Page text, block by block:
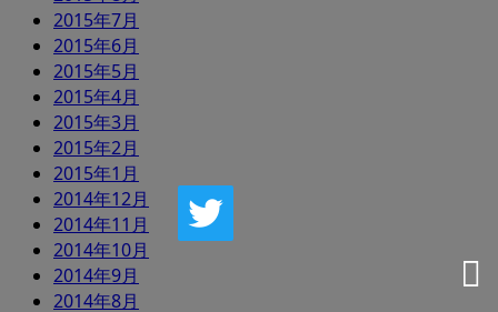
2015年7月
2015年6月
2015年5月
2015年4月
2015年3月
2015年2月
2015年1月
2014年12月
2014年11月
2014年10月
2014年9月
2014年8月